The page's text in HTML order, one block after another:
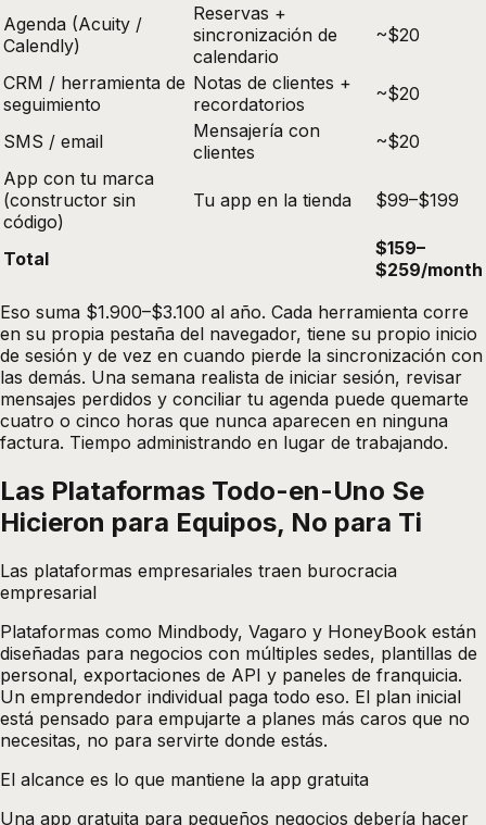
Agenda (Acuity /
Calendly)
Reservas +
sincronización de
calendario
~$20
CRM / herramienta de
seguimiento
Notas de clientes +
recordatorios
~$20
SMS / email
Mensajería con
clientes
~$20
App con tu marca
(constructor sin
código)
Tu app en la tienda $99–$199
Total
$159–
$259/month
Eso suma $1.900–$3.100 al año. Cada herramienta corre
en su propia pestaña del navegador, tiene su propio inicio
de sesión y de vez en cuando pierde la sincronización con
las demás. Una semana realista de iniciar sesión, revisar
mensajes perdidos y conciliar tu agenda puede quemarte
cuatro o cinco horas que nunca aparecen en ninguna
factura. Tiempo administrando en lugar de trabajando.
Las Plataformas Todo-en-Uno Se
Hicieron para Equipos, No para Ti
Las plataformas empresariales traen burocracia
empresarial
Plataformas como Mindbody, Vagaro y HoneyBook están
diseñadas para negocios con múltiples sedes, plantillas de
personal, exportaciones de API y paneles de franquicia.
Un emprendedor individual paga todo eso. El plan inicial
está pensado para empujarte a planes más caros que no
necesitas, no para servirte donde estás.
El alcance es lo que mantiene la app gratuita
Una app gratuita para pequeños negocios debería hacer